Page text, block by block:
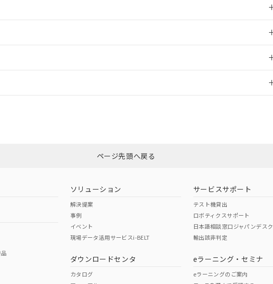
ダウンロードはこちらページ先頭へ戻る
ソリューション
解決提案
事例
イベント
現場データ活用サービスi-BELT
ダウンロードセンタ
カタログ
サービスサポート
テスト機貸出
ロボティクスサポート
日本語相談窓口ジャパンデスク
輸出該非判定
eラーニング・セミナ
eラーニングのご案内